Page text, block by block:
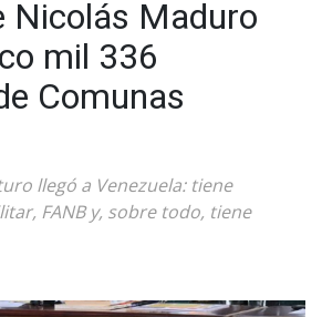
Nicolás Maduro
mil 336
Comunas
llegó a Venezuela: tiene
FANB y, sobre todo, tiene